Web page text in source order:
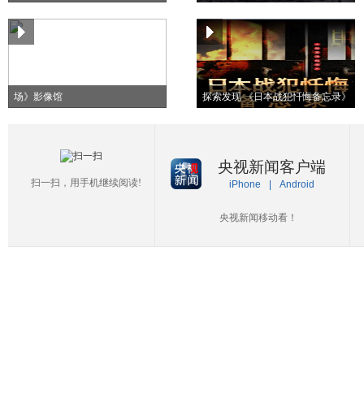
场》影像馆
探索发现 《日本战犯忏悔备忘录》
扫一扫，用手机继续阅读!
央视新闻客户端
iPhone | Android
央视新闻移动看！